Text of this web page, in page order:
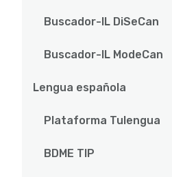
Buscador-IL DiSeCan
Buscador-IL ModeCan
Lengua española
Plataforma Tulengua
BDME TIP